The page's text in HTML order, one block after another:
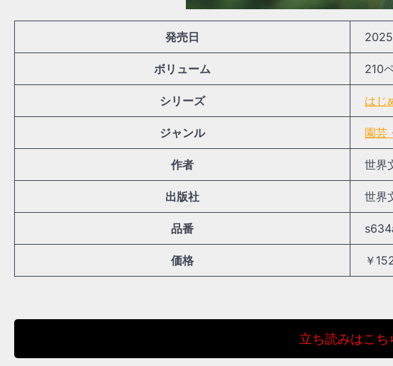
発売日
ボリューム 210
シリーズ はじ
ジャンル 園芸
作者 世界
出版社 世界
品番
価格 ￥
立ち読みはこち